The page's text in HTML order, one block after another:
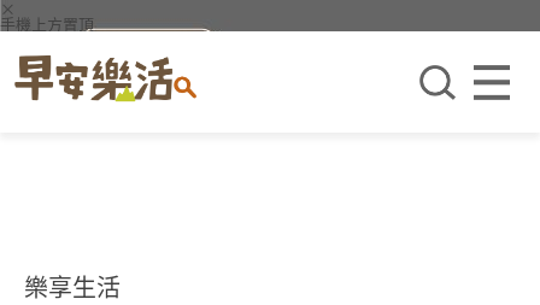
×
手機上方置頂
樂享生活